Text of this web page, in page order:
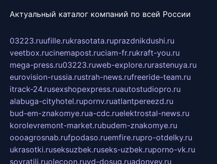
Актуальный каталог компаний по всей России
03223.ruufille.rukrasotata.ruprazdnikdushi.ru
veetbox.rucinemapost.ruciam-fr.rukraft-you.ru
mega-press.ru03223.ruweb-explore.rurastenuya.ru
eurovision-russia.rustrah-news.rufreeride-team.ru
itrack-24.rusexshopexpress.ruautostudiopro.ru
alabuga-cityhotel.rupornv.ruatlantpereezd.ru
bud-em-znakomye.rua-cdc.ruelektrostal-news.ru
korolevremont-market.rubudem-znakomye.ru
oooagrosnab.rufpodaso.ruemfire.rupro-otdelky.ru
ukrasotki.ruseksuzbek.ruseks-uzbek.ruporno-vk.ru
sovratili.ruolecoon.ruvd-dosug.ruadonyev.ru